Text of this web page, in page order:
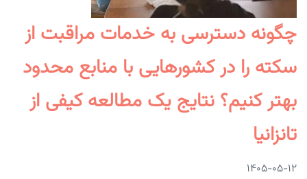
چگونه دسترسی به خدمات مراقبت از
سکته را در کشورهایی با منابع محدود
بهتر کنیم؟ نتایج یک مطالعه کیفی از
تانزانیا
۱۴۰۵-۰۵-۱۲